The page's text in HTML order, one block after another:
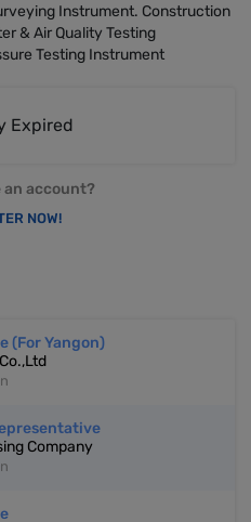
Instrument. Construction
& Air Quality Testing
Testing Instrument
Expired
an account?
NOW!
(For Yangon)
Company